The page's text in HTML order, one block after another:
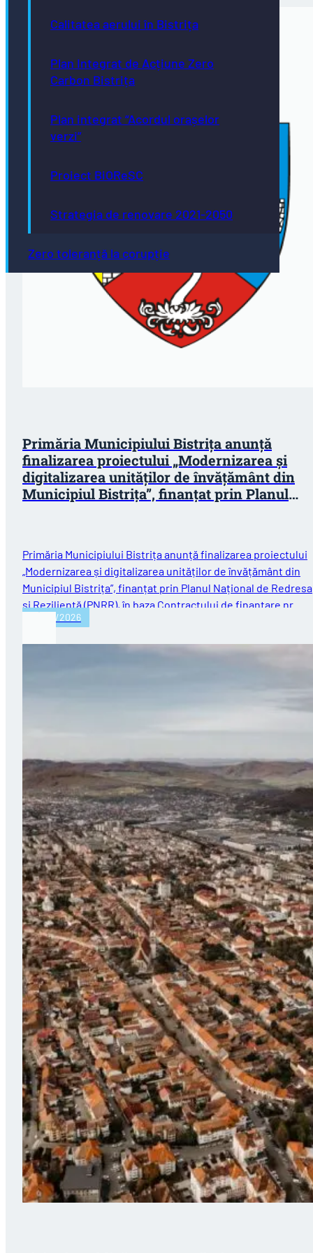
Calitatea aerului în Bistrița
Plan Integrat de Acțiune Zero
Carbon Bistrița
Plan integrat “Acordul orașelor
verzi”
Proiect BiOReSC
Strategia de renovare 2021-2050
Zero toleranță la corupție
Primăria Municipiului Bistrița anunță
finalizarea proiectului „Modernizarea și
digitalizarea unităților de învățământ din
Municipiul Bistrița”, finanțat prin Planul
Primăria Municipiului Bistrița anunță finalizarea proiectului
„Modernizarea și digitalizarea unităților de învățământ din
Municipiul Bistrița”, finanțat prin Planul Național de
și Reziliență (PNRR), în baza Contractului de finanțare nr.…
30/07/2026